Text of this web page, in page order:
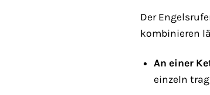
Der
kombinieren
An einer
einzeln